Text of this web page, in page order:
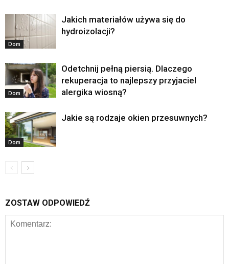
Dom
Jakich materiałów używa się do
hydroizolacji?
Dom
Odetchnij pełną piersią. Dlaczego
rekuperacja to najlepszy przyjaciel
alergika wiosną?
Dom
Jakie są rodzaje okien przesuwnych?
ZOSTAW ODPOWIEDŹ